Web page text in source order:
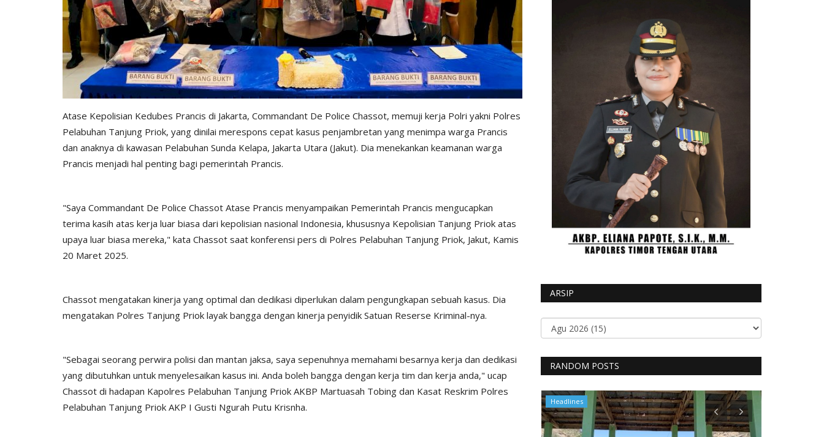
Atase Kepolisian Kedubes Prancis di Jakarta, Commandant De Police Chassot, memuji kerja Polri yakni Polres
Pelabuhan Tanjung Priok, yang dinilai merespons cepat kasus penjambretan yang menimpa warga Prancis
dan anaknya di kawasan Pelabuhan Sunda Kelapa, Jakarta Utara (Jakut). Dia menekankan keamanan warga
Prancis menjadi hal penting bagi pemerintah Prancis.
"Saya Commandant De Police Chassot Atase Prancis menyampaikan Pemerintah Prancis mengucapkan
terima kasih atas kerja luar biasa dari kepolisian nasional Indonesia, khususnya Kepolisian Tanjung Priok atas
upaya luar biasa mereka," kata Chassot saat konferensi pers di Polres Pelabuhan Tanjung Priok, Jakut, Kamis
20 Maret 2025.
Chassot mengatakan kinerja yang optimal dan dedikasi diperlukan dalam pengungkapan sebuah kasus. Dia
mengatakan Polres Tanjung Priok layak bangga dengan kinerja penyidik Satuan Reserse Kriminal-nya.
"Sebagai seorang perwira polisi dan mantan jaksa, saya sepenuhnya memahami besarnya kerja dan dedikasi
yang dibutuhkan untuk menyelesaikan kasus ini. Anda boleh bangga dengan kerja tim dan kerja anda," ucap
Chassot di hadapan Kapolres Pelabuhan Tanjung Priok AKBP Martuasah Tobing dan Kasat Reskrim Polres
Pelabuhan Tanjung Priok AKP I Gusti Ngurah Putu Krisnha.
ARSIP
RANDOM POSTS
Headlines